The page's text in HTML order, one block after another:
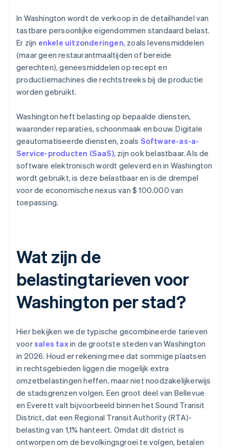
In Washington wordt de verkoop in de detailhandel van
tastbare persoonlijke eigendommen standaard belast.
Er zijn enkele uitzonderingen, zoals levensmiddelen
(maar geen restaurantmaaltijden of bereide
gerechten), geneesmiddelen op recept en
productiemachines die rechtstreeks bij de productie
worden gebruikt.
Washington heft belasting op bepaalde diensten,
waaronder reparaties, schoonmaak en bouw. Digitale
geautomatiseerde diensten, zoals Software-as-a-
Service-producten (SaaS), zijn ook belastbaar. Als de
software elektronisch wordt geleverd en in Washington
wordt gebruikt, is deze belastbaar en is de drempel
voor de economische nexus van $ 100.000 van
toepassing.
Wat zijn de
belastingtarieven voor
Washington per stad?
Hier bekijken we de typische gecombineerde tarieven
voorsales taxin de grootste steden van Washington
in 2026. Houd er rekening mee dat sommige plaatsen
in rechtsgebieden liggen die mogelijk extra
omzetbelastingen heffen, maar niet noodzakelijkerwijs
de stadsgrenzen volgen. Een groot deel van Bellevue
en Everett valt bijvoorbeeld binnen het Sound Transit
District, dat een Regional Transit Authority (RTA)-
belasting van 1,1% hanteert. Omdat dit district is
ontworpen om de bevolkingsgroei te volgen, betalen